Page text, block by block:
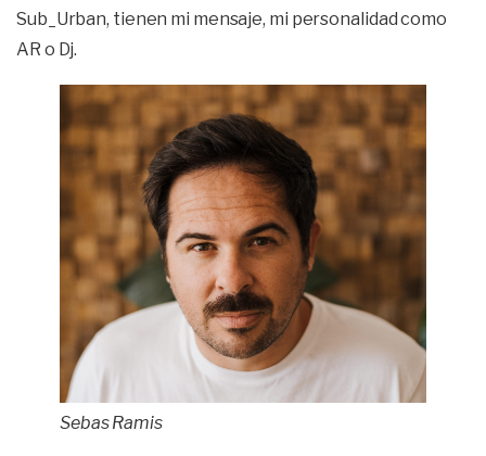
Sub_Urban, tienen mi mensaje, mi personalidad como
AR o Dj.
Sebas Ramis